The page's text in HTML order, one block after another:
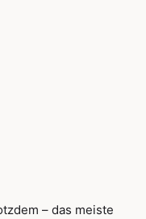
– das meiste